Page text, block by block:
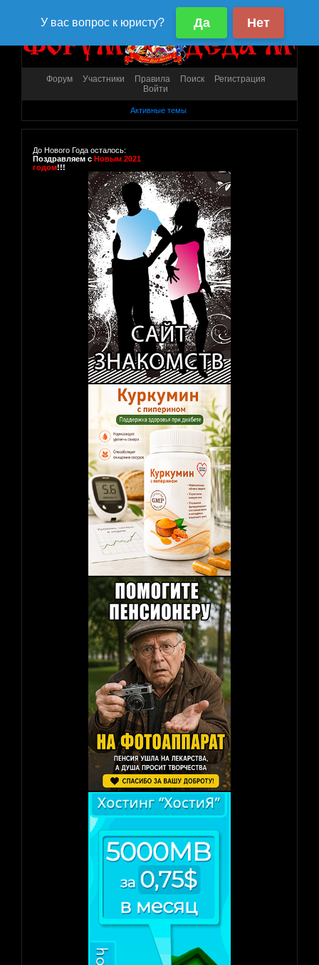
Форум Участники Правила Поиск
Регистрация
Войти
Активные темы
До Нового Года осталось:
Поздравляем с Новым 2021
годом!!!